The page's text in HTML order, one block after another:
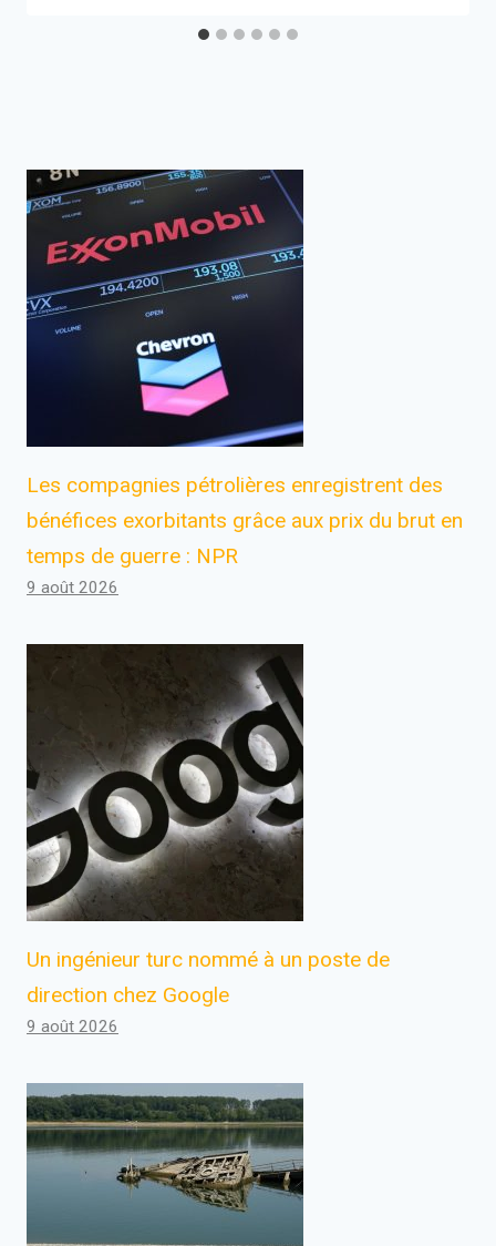
Les compagnies pétrolières enregistrent des
bénéfices exorbitants grâce aux prix du brut en
temps de guerre : NPR
9 août 2026
Un ingénieur turc nommé à un poste de
direction chez Google
9 août 2026